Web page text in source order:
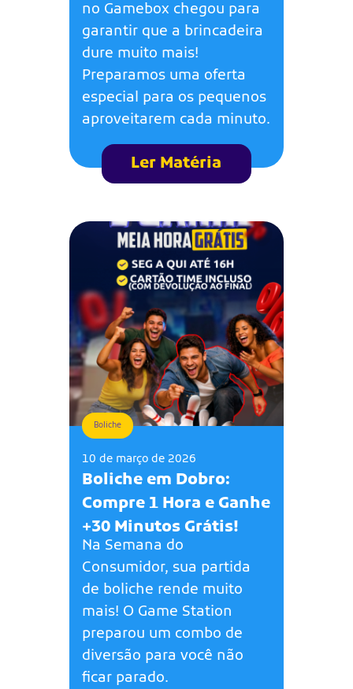
no Gamebox chegou para
garantir que a brincadeira
dure muito mais!
Preparamos uma oferta
especial para os pequenos
aproveitarem cada minuto.
Ler Matéria
Boliche
10 de março de 2026
Boliche em Dobro:
Compre 1 Hora e Ganhe
+30 Minutos Grátis!
Na Semana do
Consumidor, sua partida
de boliche rende muito
mais! O Game Station
preparou um combo de
diversão para você não
ficar parado.